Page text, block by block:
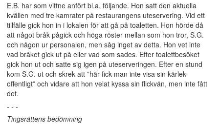
E.B. har som vittne anfört bl.a. följande. Hon satt den aktuella
kvällen med tre kamrater på restaurangens uteservering. Vid ett
tillfälle gick hon in i lokalen för att gå på toaletten. Hon hörde då
att något bråk pågick och höga röster mellan som hon tror, S.G.
och någon ur personalen, men såg inget av detta. Hon vet inte
vad bråket gick ut på eller vad som sades. Efter toalettbesöket
gick hon ut och satte sig igen på uteserveringen. Efter en stund
kom S.G. ut och skrek att ”här fick man inte visa sin kärlek
offentligt” och vidare att hon velat kyssa sin flickvän, men inte fått
det.
- - -
Tingsrättens bedömning